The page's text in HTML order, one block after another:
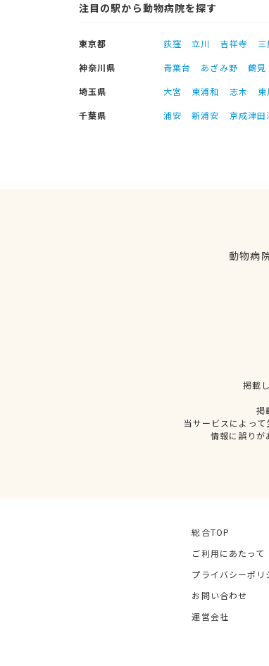
注目の駅から動物病院を探す
東京都 荻窪 立川 吉祥寺 三
神奈川県
青葉台 あざみ野 鶴見
埼玉県
大宮 東浦和 志木 東
千葉県
浦安 新浦安 京成津田
動物病
掲載
掲
当サービスによっ
情報に誤りが
総合TOP
ご利用にあたって
プライバシーポリ
お問い合わせ
運営会社